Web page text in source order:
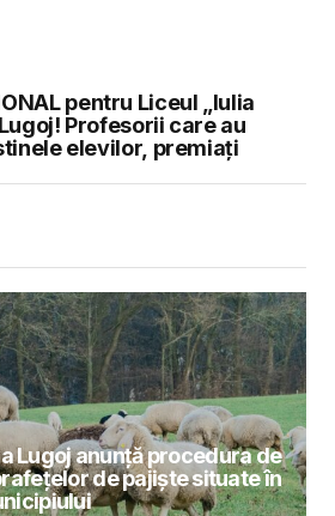
pentru Liceul „Iulia
Profesorii care au
elevilor, premiați
Lugoj anunță procedura de
de pajiște situate în